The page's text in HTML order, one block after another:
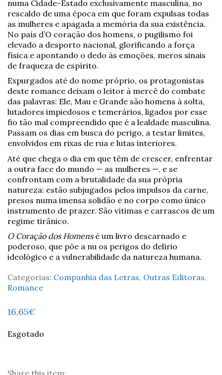
numa Cidade-Estado exclusivamente masculina, no
rescaldo de uma época em que foram expulsas todas
as mulheres e apagada a memória da sua existência.
No país d’O coração dos homens, o pugilismo foi
elevado a desporto nacional, glorificando a força
física e apontando o dedo às emoções, meros sinais
de fraqueza de espírito.
Expurgados até do nome próprio, os protagonistas
deste romance deixam o leitor à mercê do combate
das palavras: Ele, Mau e Grande são homens à solta,
lutadores impiedosos e temerários, ligados por esse
fio tão mal compreendido que é a lealdade masculina.
Passam os dias em busca do perigo, a testar limites,
envolvidos em rixas de rua e lutas interiores.
Até que chega o dia em que têm de crescer, enfrentar
a outra face do mundo — as mulheres —, e se
confrontam com a brutalidade da sua própria
natureza: estão subjugados pelos impulsos da carne,
presos numa imensa solidão e no corpo como único
instrumento de prazer. São vítimas e carrascos de um
regime tirânico.
O Coração dos Homensé um livro descarnado e
poderoso, que põe a nu os perigos do delírio
ideológico e a vulnerabilidade da natureza humana.
Categorias: Companhia das Letras, Outras Editoras,
Romance
16,65€
Esgotado
Share this item: